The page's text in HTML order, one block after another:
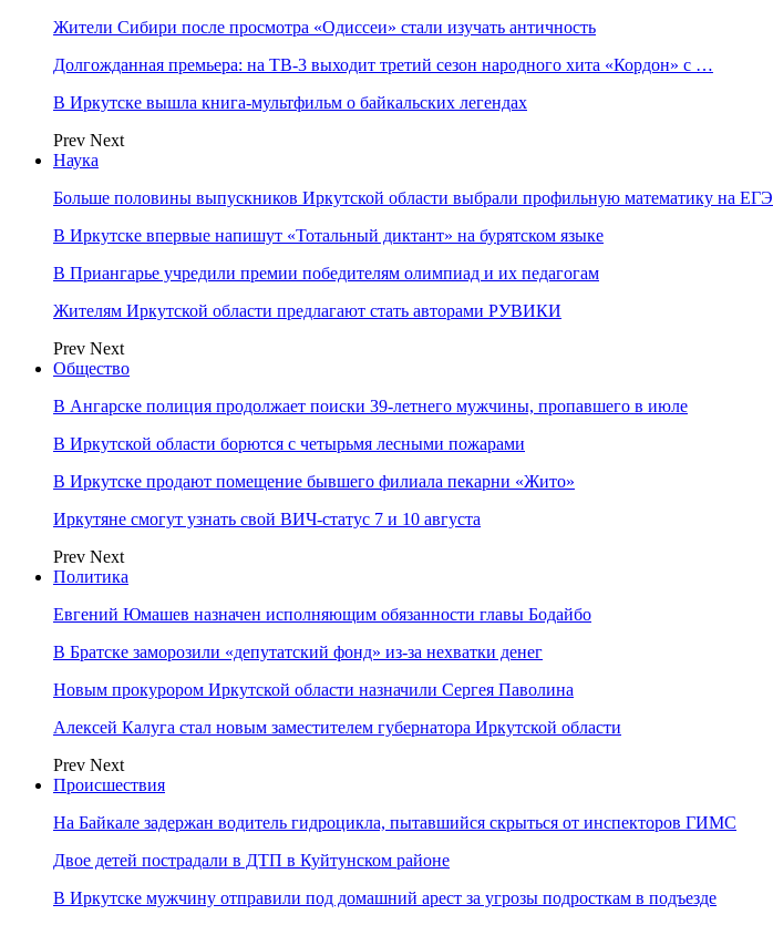
Жители Сибири после просмотра «Одиссеи» стали изучать античность
Долгожданная премьера: на ТВ-3 выходит третий сезон народного хита «Кордон» с …
В Иркутске вышла книга-мультфильм о байкальских легендах
Prev Next
Наука
Больше половины выпускников Иркутской области выбрали профильную математику на ЕГЭ
В Иркутске впервые напишут «Тотальный диктант» на бурятском языке
В Приангарье учредили премии победителям олимпиад и их педагогам
Жителям Иркутской области предлагают стать авторами РУВИКИ
Prev Next
Общество
В Ангарске полиция продолжает поиски 39-летнего мужчины, пропавшего в июле
В Иркутской области борются с четырьмя лесными пожарами
В Иркутске продают помещение бывшего филиала пекарни «Жито»
Иркутяне смогут узнать свой ВИЧ-статус 7 и 10 августа
Prev Next
Политика
Евгений Юмашев назначен исполняющим обязанности главы Бодайбо
В Братске заморозили «депутатский фонд» из‑за нехватки денег
Новым прокурором Иркутской области назначили Сергея Паволина
Алексей Калуга стал новым заместителем губернатора Иркутской области
Prev Next
Происшествия
На Байкале задержан водитель гидроцикла, пытавшийся скрыться от инспекторов ГИМС
Двое детей пострадали в ДТП в Куйтунском районе
В Иркутске мужчину отправили под домашний арест за угрозы подросткам в подъезде